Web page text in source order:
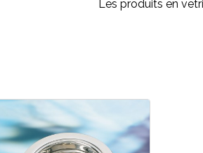
Les produits en